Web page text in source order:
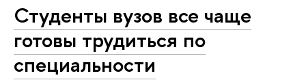
Студенты вузов все чаще
готовы трудиться по
специальности